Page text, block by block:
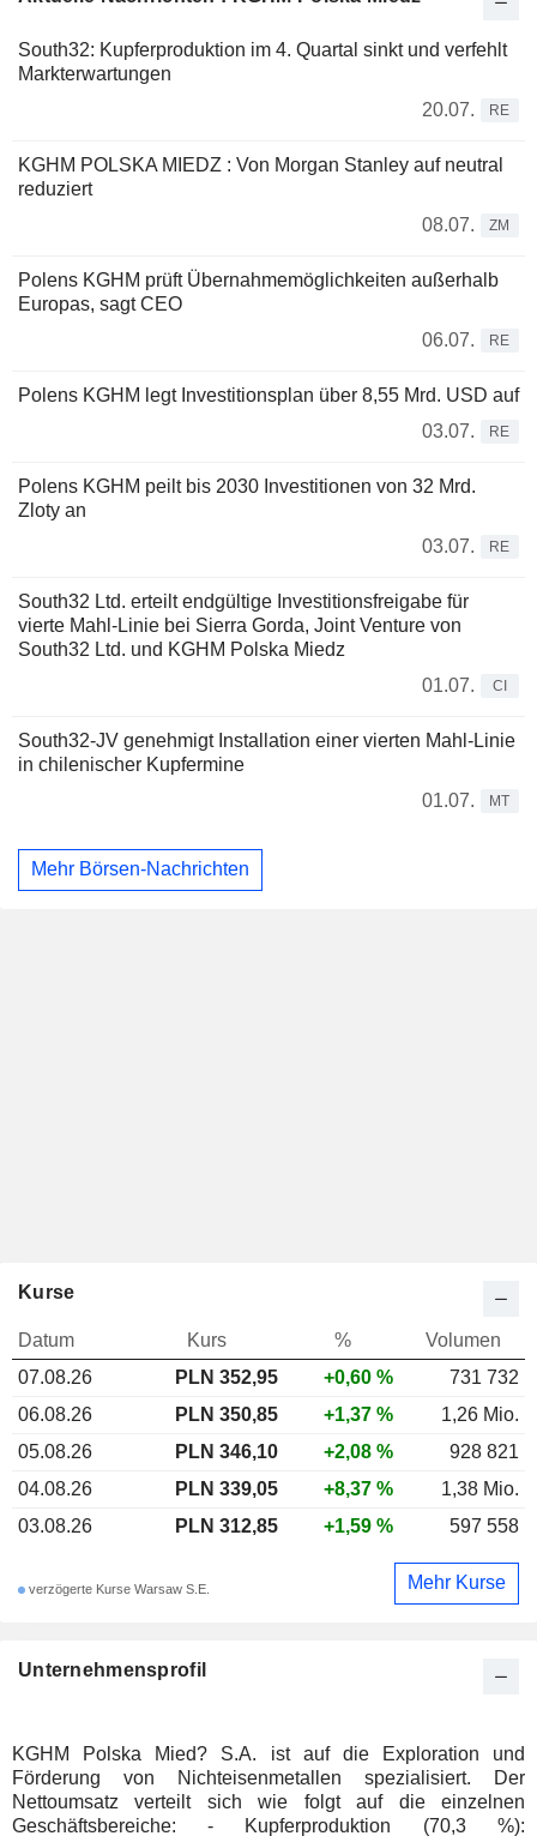
South32: Kupferproduktion im 4. Quartal sinkt und verfehlt
Markterwartungen
20.07.
RE
KGHM POLSKA MIEDZ : Von Morgan Stanley auf neutral
reduziert
08.07.
ZM
Polens KGHM prüft Übernahmemöglichkeiten außerhalb
Europas, sagt CEO
06.07.
RE
Polens KGHM legt Investitionsplan über 8,55 Mrd. USD auf
03.07.
RE
Polens KGHM peilt bis 2030 Investitionen von 32 Mrd.
Zloty an
03.07.
RE
South32 Ltd. erteilt endgültige Investitionsfreigabe für
vierte Mahl-Linie bei Sierra Gorda, Joint Venture von
South32 Ltd. und KGHM Polska Miedz
01.07.
CI
South32-JV genehmigt Installation einer vierten Mahl-Linie
in chilenischer Kupfermine
01.07.
MT
Mehr Börsen-Nachrichten
Unternehmensprofil
KGHM Polska Mied? S.A. ist auf die Exploration und
Förderung von Nichteisenmetallen spezialisiert. Der
Nettoumsatz verteilt sich wie folgt auf die einzelnen
Geschäftsbereiche: - Kupferproduktion (70,3 %):
Kurse
Datum Kurs %
Volumen
07.08.26
PLN 352,95 +0,60 %
731 732
06.08.26
PLN 350,85 +1,37 %
1,26 Mio.
05.08.26
PLN 346,10 +2,08 %
928 821
04.08.26
PLN 339,05 +8,37 %
1,38 Mio.
03.08.26
PLN 312,85 +1,59 % 597 558
verzögerte Kurse Warsaw S.E. Mehr Kurse